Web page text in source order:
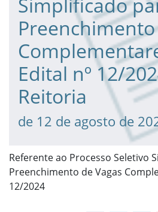
Edital nº 12/
Reitoria
de 12 de agosto de
Referente ao Processo Seletivo
Preenchimento de Vagas
12/2024